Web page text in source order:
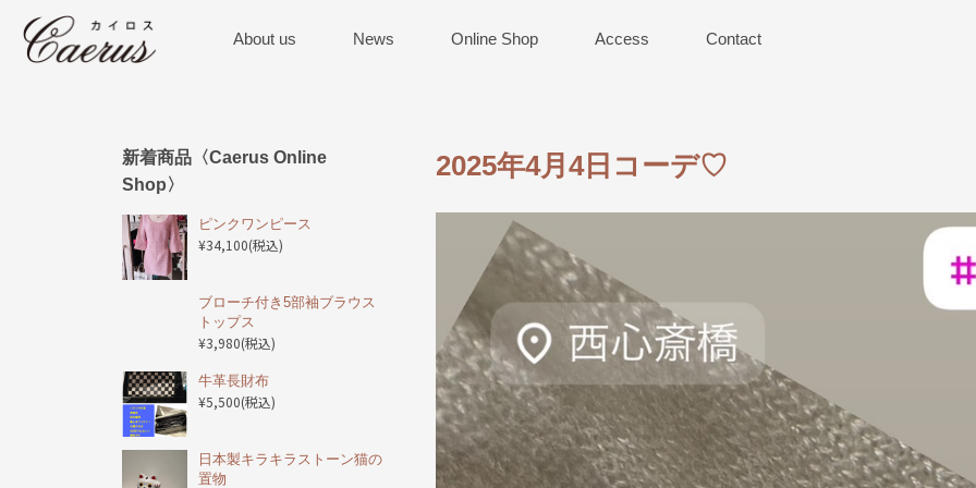
About us News Online Shop Access Contact
2025年4月4日コーデ♡
新着商品〈Caerus Online
Shop〉
ピンクワンピース
¥34,100(税込)
ブローチ付き5部袖ブラウス
トップス
¥3,980(税込)
️牛革長財布
¥5,500(税込)
日本製キラキラストーン猫の
置物